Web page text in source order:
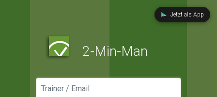
Jetzt als App
2-Min-Man